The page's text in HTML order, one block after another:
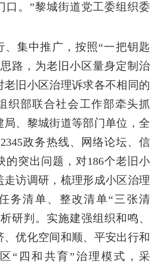
口。”黎城街道党工委组织委
、集中推广，按照“一把钥匙
路，为老旧小区量身定制治
老旧小区治理诉求各不相同的
织部联合社会工作部牵头抓
局、黎城街道等部门单位，全
政务热线、网络论坛、信
的突出问题，对186个老旧小
走访调研，梳理形成小区治理
务清单、整改清单“三张清
研判。实施建强组织和鸣、
、优化空间和顺、平安出行和
“四和共育”治理模式，采